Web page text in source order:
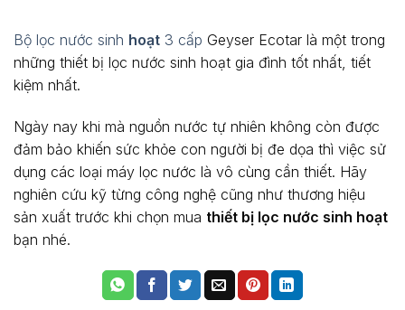
Bộ lọc nước sinh hoạt 3 cấp Geyser Ecotar là một trong
những thiết bị lọc nước sinh hoạt gia đình tốt nhất, tiết
kiệm nhất.
Ngày nay khi mà nguồn nước tự nhiên không còn được
đảm bảo khiến sức khỏe con người bị đe dọa thì việc sử
dụng các loại máy lọc nước là vô cùng cần thiết. Hãy
nghiên cứu kỹ từng công nghệ cũng như thương hiệu
sản xuất trước khi chọn mua thiết bị lọc nước sinh hoạt
bạn nhé.